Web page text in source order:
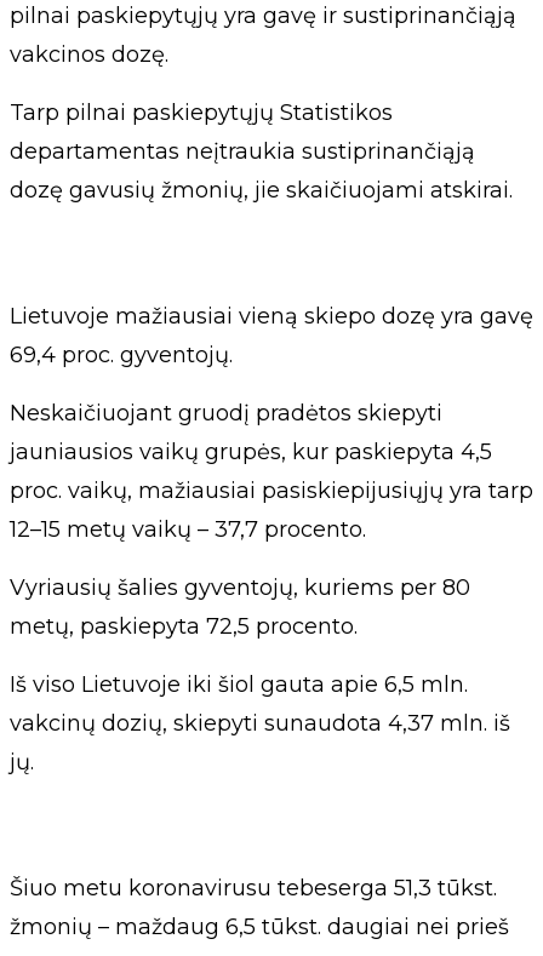
pilnai paskiepytųjų yra gavę ir sustiprinančiąją
vakcinos dozę.
Tarp pilnai paskiepytųjų Statistikos
departamentas neįtraukia sustiprinančiąją
dozę gavusių žmonių, jie skaičiuojami atskirai.
Lietuvoje mažiausiai vieną skiepo dozę yra gavę
69,4 proc. gyventojų.
Neskaičiuojant gruodį pradėtos skiepyti
jauniausios vaikų grupės, kur paskiepyta 4,5
proc. vaikų, mažiausiai pasiskiepijusiųjų yra tarp
12–15 metų vaikų – 37,7 procento.
Vyriausių šalies gyventojų, kuriems per 80
metų, paskiepyta 72,5 procento.
Iš viso Lietuvoje iki šiol gauta apie 6,5 mln.
vakcinų dozių, skiepyti sunaudota 4,37 mln. iš
jų.
Šiuo metu koronavirusu tebeserga 51,3 tūkst.
žmonių – maždaug 6,5 tūkst. daugiai nei prieš